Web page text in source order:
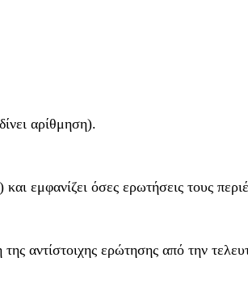
αρίθμηση).
εμφανίζει όσες ερωτήσεις τους
αντίστοιχης ερώτησης από την